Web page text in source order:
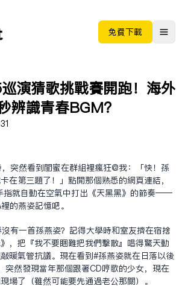
免费下载
演猜歌挑戰賽開跑！海外
辨識青春BGM？
突然看到閨蜜在群組裡瘋狂@我：「快！孫
在第三題了！」點開那個熟悉的網頁連結，
指就自動在空氣中打出《天黑黑》的節奏——
的燕姿記憶吧。
有一首孫燕姿？記得大學時和室友擠在宿舍
，把『我不要困難把我們擊散』唱得驚天動
暖氣管抗議。現在看到#孫燕姿就在日落以後
突然發現當年那個跟著CD哼歌的少女，現在
場了（雖然可能要先通過老公那關）。